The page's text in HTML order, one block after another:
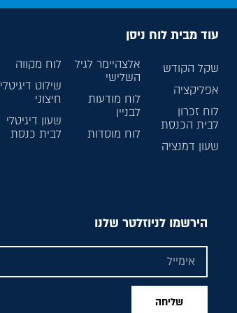
עוד מבית לוח ניסן
שקל הקודש
אפליקציה
לוח זכרון
לבית הכנסת
שעון דמנציה
אלצהיימר לגיל
השלישי
לוח מודעות
לבניין
לוח מוסדות
לוח מקווה
שילוט דיגיטלי
חיצוני
שעון דיגיטלי
לבית כנסת
הירשמו לניוזלטר שלנו
שליחה